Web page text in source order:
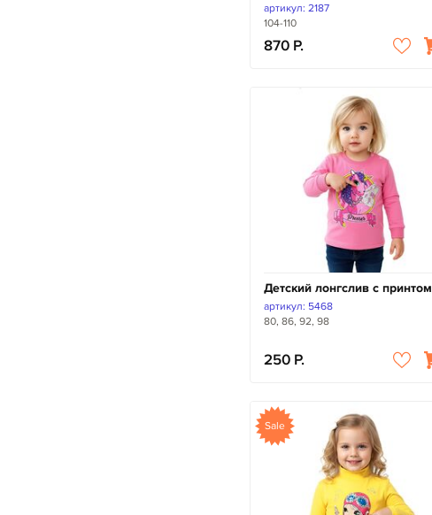
артикул: 2187
104-110
870
Детский лонгслив с принтом
артикул: 5468
80, 86, 92, 98
250
Sale